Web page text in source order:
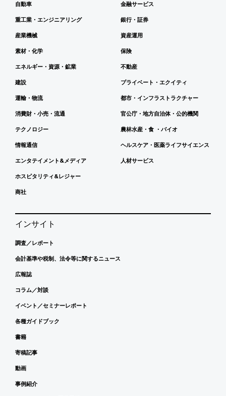
自動車
重工業・エンジニアリング
産業機械
素材・化学
エネルギー・資源・鉱業
建設
運輸・物流
消費財・小売・流通
テクノロジー
情報通信
エンタテイメント&メディア
ホスピタリティ&レジャー
商社
金融サービス
銀行・証券
資産運用
保険
不動産
プライベート・エクイティ
都市・インフラストラクチャー
官公庁・地方自治体・公的機関
農林水産・食 ・バイオ
ヘルスケア・医薬ライフサイエンス
人材サービス
インサイト
調査／レポート
会計基準や税制、法令等に関するニュース
広報誌
コラム／対談
イベント／セミナーレポート
各種ガイドブック
書籍
寄稿記事
動画
事例紹介